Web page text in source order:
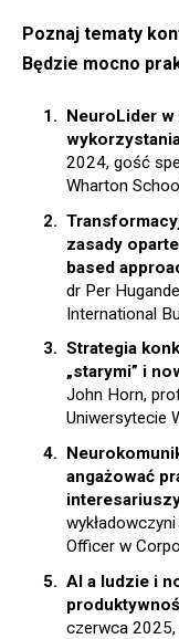
Poznaj tematy
Będzie mocno
NeuroLider
2024, gość
Wharton
zasady
based
dr Per
International
Strategia
„starymi” i
John Horn,
Uniwersytecie
angażować
Officer w
AI a ludzie i
czerwca